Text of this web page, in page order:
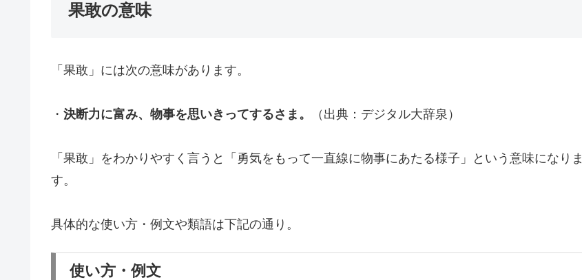
果敢の意味
「果敢」には次の意味があります。
・ 決断力に富み、物事を思いきってするさま。 （出典：デジタル大辞泉）
「果敢」をわかりやすく言うと「勇気をもって一直線に物事にあたる様子」という意味になりま
す。
具体的な使い方・例文や類語は下記の通り。
使い方・例文